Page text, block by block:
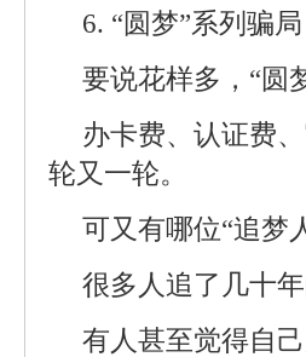
6. “圆梦”系列骗局
要说花样多，“圆
办卡费、认证费
轮又一轮。
可又有哪位“追梦
很多人追了几十
有人甚至觉得自